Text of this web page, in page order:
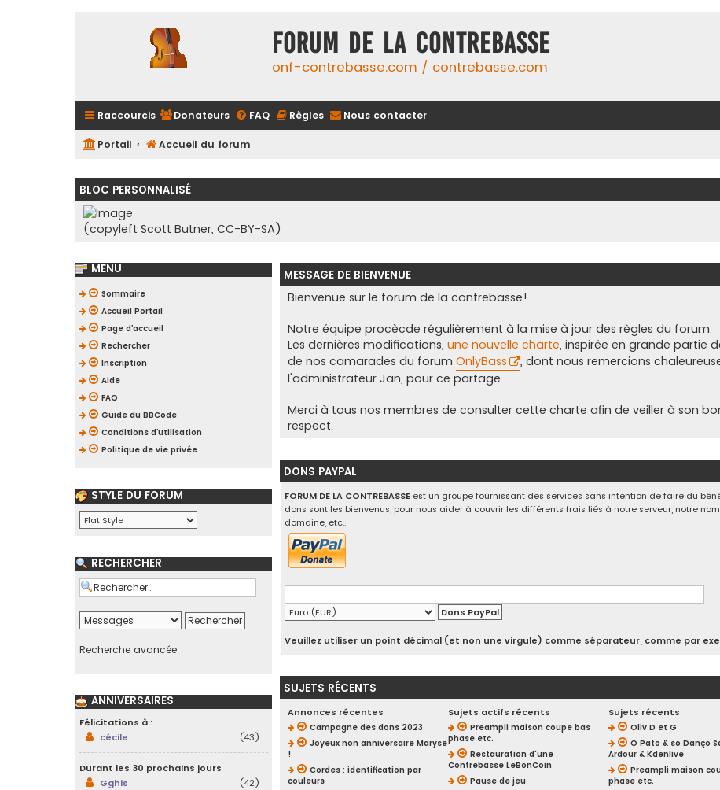
FORUM DE LA CONTREBASSE
onf-contrebasse.com / contrebasse.com
Raccourcis Donateurs FAQ Règles Nous contacter
Portail Accueil du forum
BLOC PERSONNALISÉ
(copyleft Scott Butner, CC-BY-SA)
MESSAGE DE BIENVENUE
Bienvenue sur le forum de la contrebasse!
Notre équipe procècde régulièrement à la mise à jour des règles du forum.
Les dernières modifications, une nouvelle charte, inspirée en grande partie
de nos camarades du forum OnlyBass
, dont nous remercions
l'administrateur Jan, pour ce partage.
Merci à tous nos membres de consulter cette charte afin de veiller à son
respect.
DONS PAYPAL
FORUM DE LA CONTREBASSE est un groupe fournissant des services sans intention de faire du
dons sont les bienvenus, pour nous aider à couvrir les différents frais liés à notre serveur, notre
domaine, etc..
Veuillez utiliser un point décimal (et non une virgule) comme séparateur, comme par
SUJETS RÉCENTS
Annonces récentes Sujets actifs récents Sujets récents
Campagne des dons 2023
Joyeux non anniversaire Maryse
!
Cordes : identification par
couleurs
Preampli maison coupe bas
phase etc.
Restauration d'une
Contrebasse LeBonCoin
Pause de jeu
Oliv D et G
O Pato & so Danço
Ardour & Kdenlive
Preampli maison
phase etc.
MENU
Sommaire
Accueil Portail
Page d’accueil
Rechercher
Inscription
Aide
FAQ
Guide du BBCode
Conditions d’utilisation
Politique de vie privée
STYLE DU FORUM
RECHERCHER
Recherche avancée
ANNIVERSAIRES
Félicitations à :
cécile
(43)
Durant les 30 prochains jours
Gghis
(42)